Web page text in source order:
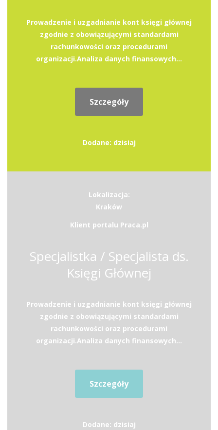
Prowadzenie i uzgadnianie kont księgi głównej
zgodnie z obowiązującymi standardami
rachunkowości oraz procedurami
organizacji.Analiza danych finansowych...
Szczegóły
Dodane: dzisiaj
Lokalizacja:
Kraków
Klient portalu Praca.pl
Specjalistka / Specjalista ds.
Księgi Głównej
Prowadzenie i uzgadnianie kont księgi głównej
zgodnie z obowiązującymi standardami
rachunkowości oraz procedurami
organizacji.Analiza danych finansowych...
Szczegóły
Dodane: dzisiaj